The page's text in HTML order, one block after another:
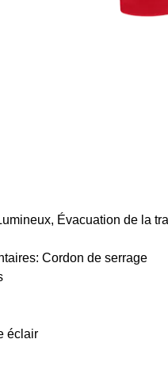
Évacuation de la
Cordon de serrage
éclair